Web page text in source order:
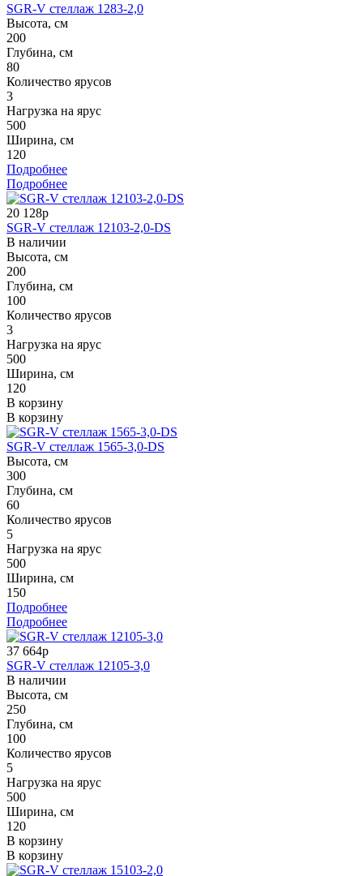
SGR-V стеллаж 1283-2,0
Высота, см
200
Глубина, см
80
Количество ярусов
3
Нагрузка на ярус
500
Ширина, см
120
Подробнее
Подробнее
20 128р
SGR-V стеллаж 12103-2,0-DS
В наличии
Высота, см
200
Глубина, см
100
Количество ярусов
3
Нагрузка на ярус
500
Ширина, см
120
В корзину
В корзину
SGR-V стеллаж 1565-3,0-DS
Высота, см
300
Глубина, см
60
Количество ярусов
5
Нагрузка на ярус
500
Ширина, см
150
Подробнее
Подробнее
37 664р
SGR-V стеллаж 12105-3,0
В наличии
Высота, см
250
Глубина, см
100
Количество ярусов
5
Нагрузка на ярус
500
Ширина, см
120
В корзину
В корзину